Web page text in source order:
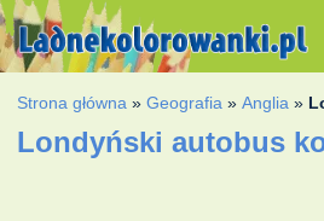
Strona główna »Geografia »Anglia »
Londyński autobus